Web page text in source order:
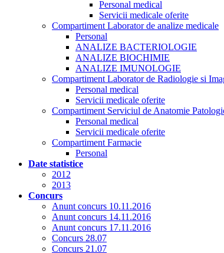
Personal medical
Servicii medicale oferite
Compartiment Laborator de analize medicale
Personal
ANALIZE BACTERIOLOGIE
ANALIZE BIOCHIMIE
ANALIZE IMUNOLOGIE
Compartiment Laborator de Radiologie si
Personal medical
Servicii medicale oferite
Compartiment Serviciul de Anatomie
Personal medical
Servicii medicale oferite
Compartiment Farmacie
Personal
Date statistice
2012
2013
Concurs
Anunt concurs 10.11.2016
Anunt concurs 14.11.2016
Anunt concurs 17.11.2016
Concurs 28.07
Concurs 21.07